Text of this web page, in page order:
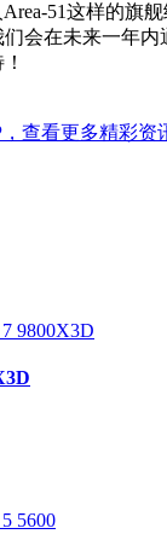
51这样的旗
会在未来一年
查看更多精彩资